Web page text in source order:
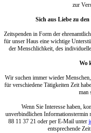
zur
Sich aus Liebe zu
Zeitspenden in Form der
für unser Haus eine wichtige
der Menschlichkeit, des
Wo
Wir suchen immer wieder
für verschiedene Tätigkeiten Zeit
man
Wenn Sie Interesse haben,
unverbindlichen Informationstermin
88 11 37 21 oder per E-Mail unter
entsprechende